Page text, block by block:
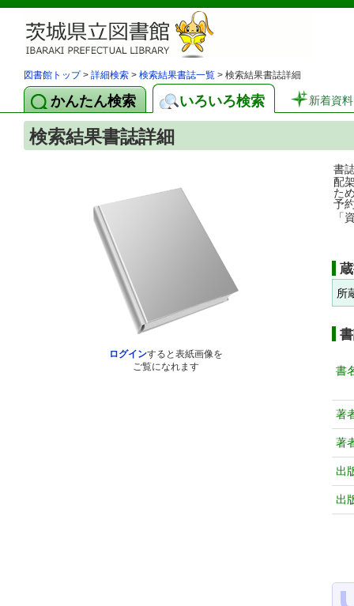
図書館トップ> 詳細検索 > 検索結果書誌一覧 > 検索結果書誌詳細
かんたん検索 いろいろ検索 新着資料
検索結果書誌詳細
ログインすると表紙画像を
ご覧になれます
書
配
た
予
「
所
書
著
著
出
出